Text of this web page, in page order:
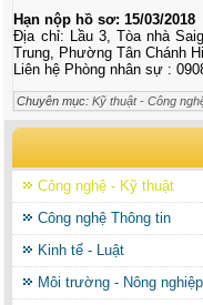
Hạn nộp hồ sơ: 15/03/2018
Địa chỉ: Lầu 3, Tòa nhà
Trung, Phường Tân Chánh
Liên hệ Phòng nhân sự :
Chuyên mục:Kỹ thuật - Công
Công nghệ - Kỹ thuật
Công nghệ Thông tin
Kinh tế - Luật
Môi trường - Nông nghiệp